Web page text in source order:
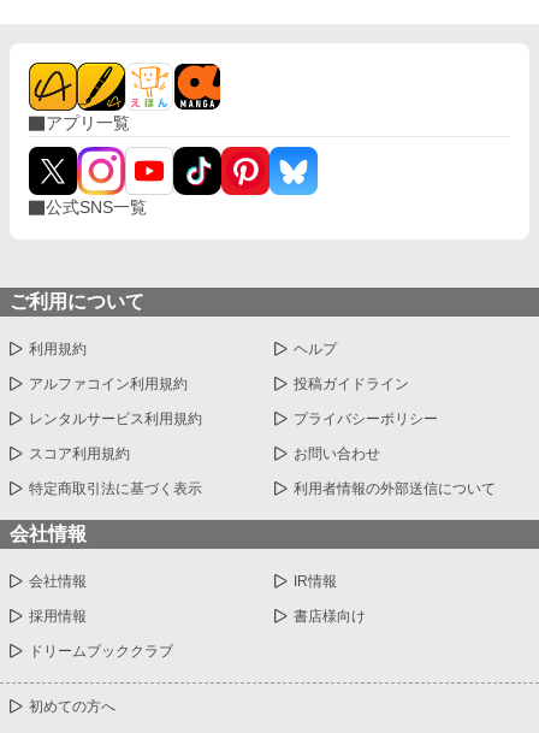
アプリ一覧
公式SNS一覧
ご利用について
利用規約 ヘルプ
アルファコイン利用規約 投稿ガイドライン
レンタルサービス利用規約 プライバシーポリシー
スコア利用規約 お問い合わせ
特定商取引法に基づく表示 利用者情報の外部送信について
会社情報
会社情報 IR情報
採用情報 書店様向け
ドリームブッククラブ
初めての方へ